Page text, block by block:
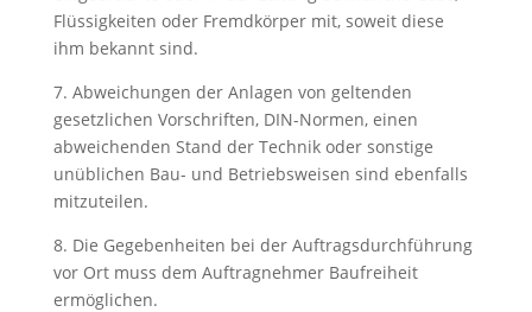
Flüssigkeiten oder Fremdkörper mit, soweit diese
ihm bekannt sind.
7. Abweichungen der Anlagen von geltenden
gesetzlichen Vorschriften, DIN-Normen, einen
abweichenden Stand der Technik oder sonstige
unüblichen Bau- und Betriebsweisen sind ebenfalls
mitzuteilen.
8. Die Gegebenheiten bei der Auftragsdurchführung
vor Ort muss dem Auftragnehmer Baufreiheit
ermöglichen.